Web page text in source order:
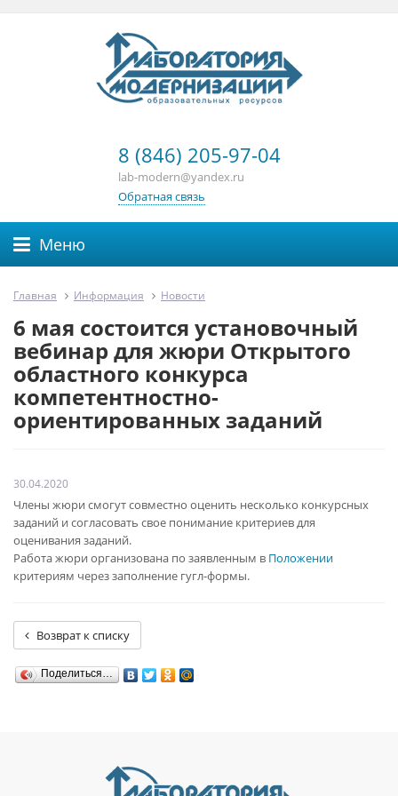
8 (846) 205-97-04
lab-modern@yandex.ru
Обратная связь
Меню
Главная Информация Новости
6 мая состоится установочный
вебинар для жюри Открытого
областного конкурса
компетентностно-
ориентированных заданий
30.04.2020
Члены жюри смогут совместно оценить несколько конкурсных
заданий и согласовать свое понимание критериев для
оценивания заданий.
Работа жюри организована по заявленным в Положении
критериям через заполнение гугл-формы.
Возврат к списку
Поделиться…